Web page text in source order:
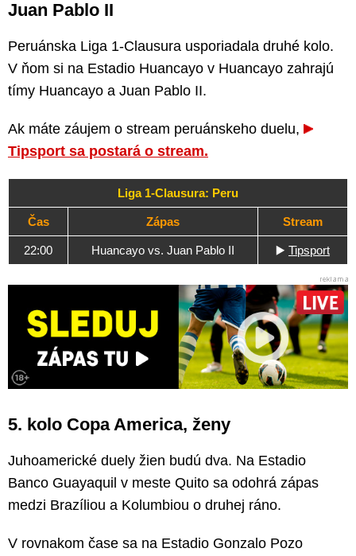
Juan Pablo II
Peruánska Liga 1-Clausura usporiadala druhé kolo.
V ňom si na Estadio Huancayo v Huancayo zahrajú
tímy Huancayo a Juan Pablo II.
Ak máte záujem o stream peruánskeho duelu,
Tipsport sa postará o stream.
Liga 1-Clausura: Peru
Čas Zápas Stream
22:00 Huancayo vs. Juan Pablo II ▶️ Tipsport
5. kolo Copa America, ženy
Juhoamerické duely žien budú dva. Na Estadio
Banco Guayaquil v meste Quito sa odohrá zápas
medzi Brazíliou a Kolumbiou o druhej ráno.
V rovnakom čase sa na Estadio Gonzalo Pozo